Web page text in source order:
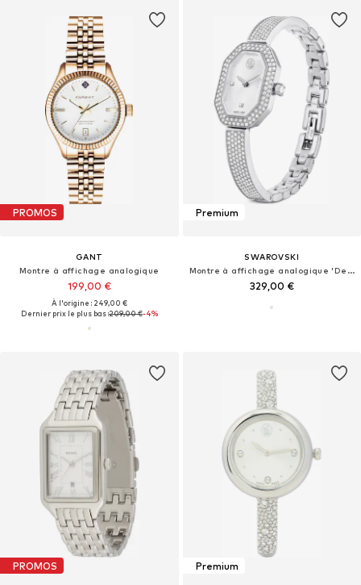
PROMOS
GANT
Montre à affichage analogique
199,00 €
À l'origine : 249,00 €
Dernier prix le plus bas :209,00 €-4%
Premium
SWAROVSKI
Montre à affichage analogique 'Dextera'
329,00 €
PROMOS Premium